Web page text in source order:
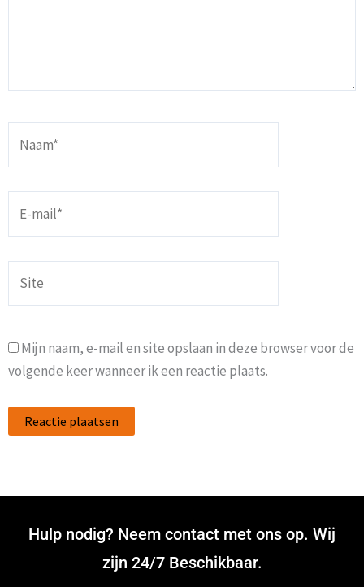
mail*
Mijn naam, e-mail en site opslaan in deze browser voor de
volgende keer wanneer ik een reactie plaats.
Hulp nodig? Neem contact met ons op. Wij
zijn 24/7 Beschikbaar.